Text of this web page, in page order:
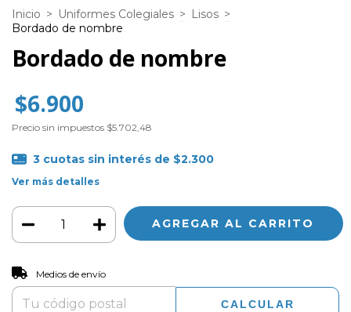
Inicio > Uniformes Colegiales > Lisos >
Bordado de nombre
Bordado de nombre
$6.900
Precio sin impuestos $5.702,48
3 cuotas sin interés de $2.300
Ver más detalles
Entregas para el CP:
Medios de envío
CALCULAR